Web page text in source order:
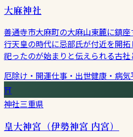
大麻神社
善通寺市大麻町の大麻山東麓に鎮
行天皇の時代に忌部氏が付近を開
祀ったのが始まりと伝えられる古社
厄除け・開運仕事・出世健康・病気
⛩
神社三重県
皇大神宮（伊勢神宮 内宮）